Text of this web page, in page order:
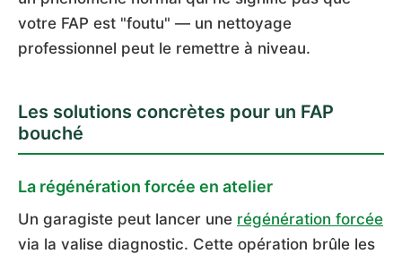
votre FAP est "foutu" — un nettoyage
professionnel peut le remettre à niveau.
Les solutions concrètes pour un FAP
bouché
La régénération forcée en atelier
Un garagiste peut lancer une régénération forcée
via la valise diagnostic. Cette opération brûle les